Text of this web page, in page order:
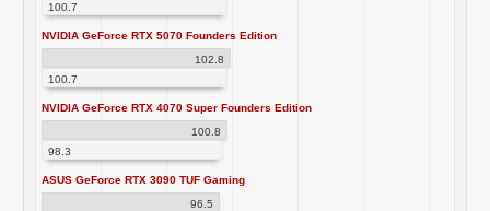
100.7
NVIDIA GeForce RTX 5070 Founders Edition
102.8
100.7
NVIDIA GeForce RTX 4070 Super Founders Edition
100.8
98.3
ASUS GeForce RTX 3090 TUF Gaming
96.5